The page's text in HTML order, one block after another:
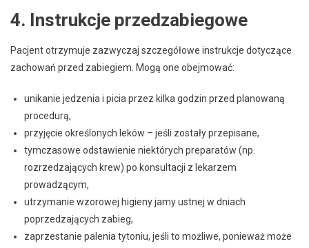
4. Instrukcje przedzabiegowe
Pacjent otrzymuje zazwyczaj szczegółowe instrukcje dotyczące
zachowań przed zabiegiem. Mogą one obejmować:
unikanie jedzenia i picia przez kilka godzin przed planowaną
procedurą,
przyjęcie określonych leków – jeśli zostały przepisane,
tymczasowe odstawienie niektórych preparatów (np.
rozrzedzających krew) po konsultacji z lekarzem
prowadzącym,
utrzymanie wzorowej higieny jamy ustnej w dniach
poprzedzających zabieg,
zaprzestanie palenia tytoniu, jeśli to możliwe, ponieważ może